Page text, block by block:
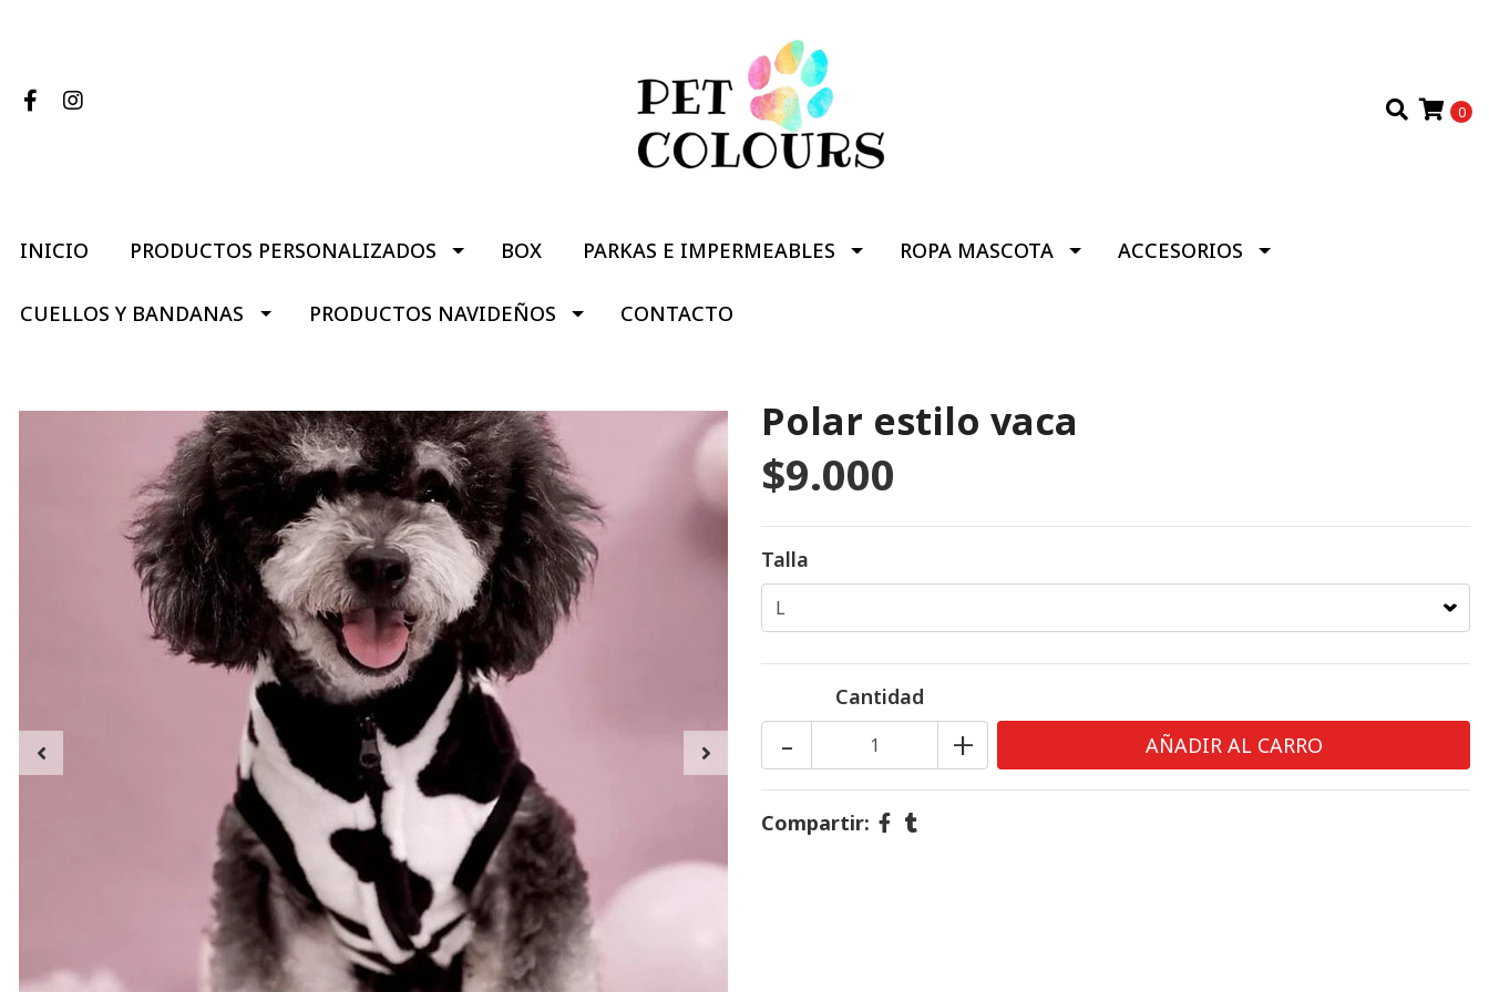
0
INICIO PRODUCTOS PERSONALIZADOS BOX PARKAS E IMPERMEABLES ROPA MASCOTA ACCESORIOS
CUELLOS Y BANDANAS PRODUCTOS NAVIDEÑOS CONTACTO
Polar estilo vaca
$9.000
Talla
Cantidad
+
-
Compartir: